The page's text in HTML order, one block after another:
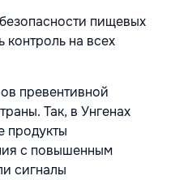
пищевых
контроль на всех
превентивной
Так, в Унгенах
продукты
с повышенным
сигналы